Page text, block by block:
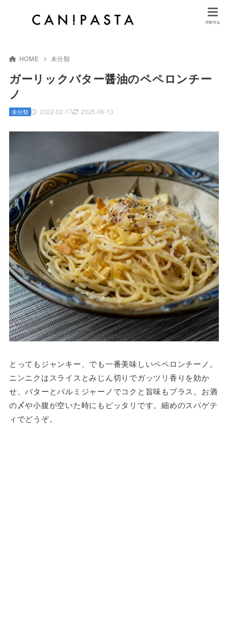
HOME 未分類
ガーリックバター醤油のペペロンチー
ノ
2022-02-17 2025-06-13
未分類
とってもジャンキー、でも一番美味しいペペロンチーノ。
ニンニクはスライスとみじん切りでガッツリ香りを効か
せ、バターとパルミジャーノでコクと旨味もプラス。お酒
の〆や小腹が空いた時にもピッタリです。細めのスパゲテ
ィでどうぞ。